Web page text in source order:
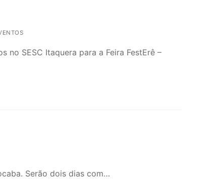
no SESC Itaquera para a Feira FestErê –
Serão dois dias com…